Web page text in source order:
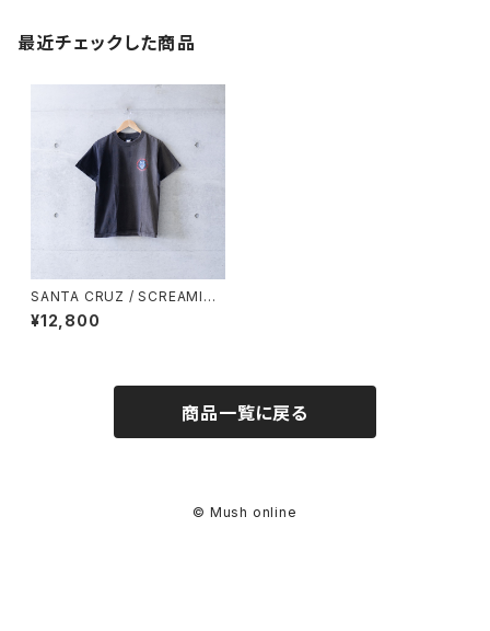
最近チェックした商品
SANTA CRUZ / SCREAMING
HAND T-SHIRT -black- (us
ed)
¥12,800
商品一覧に戻る
© Mush online